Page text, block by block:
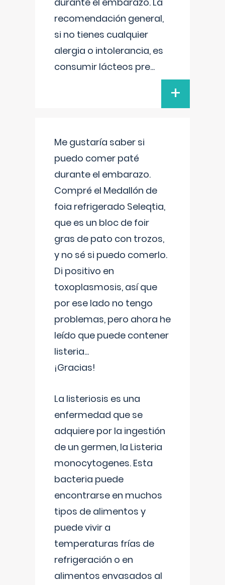
recomendación general,
si no tienes cualquier
alergia o intolerancia, es
consumir lácteos pre...
+
Me gustaría saber si
puedo comer paté
durante el embarazo.
Compré el Medallón de
foia refrigerado Seleqtia,
que es un bloc de foir
gras de pato con trozos,
y no sé si puedo comerlo.
Di positivo en
toxoplasmosis, así que
por ese lado no tengo
problemas, pero ahora he
leído que puede contener
listeria...
¡Gracias!
La listeriosis es una
enfermedad que se
adquiere por la ingestión
de un germen, la Listeria
monocytogenes. Esta
bacteria puede
encontrarse en muchos
tipos de alimentos y
puede vivir a
temperaturas frías de
refrigeración o en
alimentos envasados al